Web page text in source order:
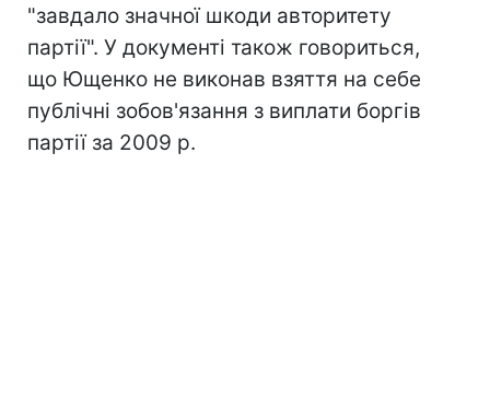
"завдало значної шкоди авторитету
партії". У документі також говориться,
що Ющенко не виконав взяття на себе
публічні зобов'язання з виплати боргів
партії за 2009 р.